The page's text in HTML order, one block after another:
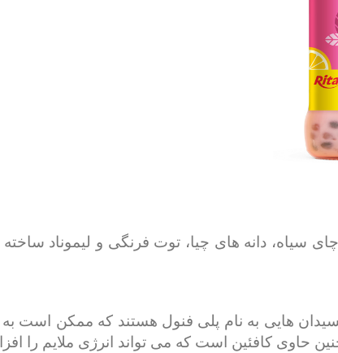
چای سیاه، دانه های چیا، توت فرنگی و لیموناد
هایی به نام پلی فنول هستند که ممکن است
حاوی کافئین است که می تواند انرژی ملایم را